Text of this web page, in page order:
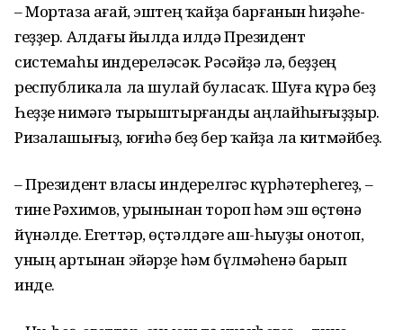
– Мортаза ағай, эштең ҡайҙа барғанын һиҙәһе­
геҙҙер. Алдағы йылда илдә Президент
системаһы индереләсәк. Рәсәйҙә лә, беҙҙең
республикала ла шулай буласаҡ. Шуға күрә беҙ
Һеҙҙе нимәгә тырыштырғанды аңлайһы­ғыҙҙыр.
Ризалашығыҙ, юғиһә беҙ бер ҡайҙа ла китмәйбеҙ.
– Президент власы индерелгәс күр­һә­терһегеҙ, –
тине Рәхимов, урынынан тороп һәм эш өҫтөнә
йүнәлде. Егеттәр, өҫтәлдәге аш-һыуҙы онотоп,
уның артынан эйәрҙе һәм бүлмәһенә барып
инде.